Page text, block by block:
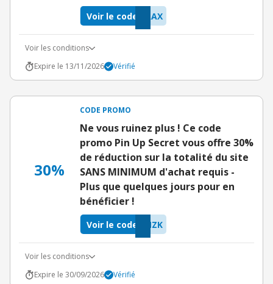
AAX
Voir le code
Voir les conditions
Expire le 13/11/2026
Vérifié
30%
CODE PROMO
Ne vous ruinez plus ! Ce code
promo Pin Up Secret vous offre 30%
de réduction sur la totalité du site
SANS MINIMUM d'achat requis -
Plus que quelques jours pour en
bénéficier !
MZK
Voir le code
Voir les conditions
Expire le 30/09/2026
Vérifié